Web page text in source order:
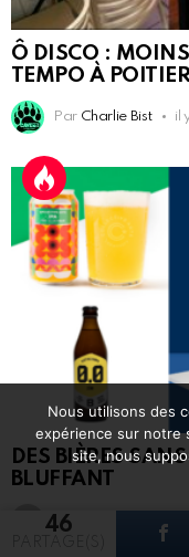
46
Ô DISCO :
TEMPO À
Par Charlie Bist il
DES BIÈRES
BLUFFANT
Par
Nous utilisons des
expérience sur notre
site, nous